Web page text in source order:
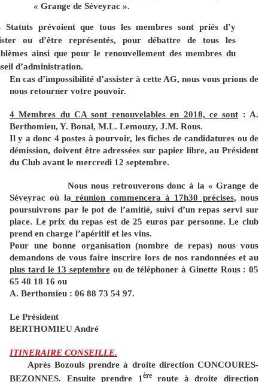
« Grange de Séveyrac ».
Statuts prévoient que tous les membres sont priés d’y
ou d’être représentés, pour débattre de tous les
ainsi que pour le renouvellement des membres du
d’administration.
En cas d’impossibilité d’assister à cette AG, nous vous prions de
nous retourner votre pouvoir.
4 Membres du CA sont renouvelables en 2018, ce sont : A.
Berthomieu, Y. Bonal, M.L. Lemouzy, J.M. Rous.
Il y a donc 4 postes à pourvoir, les fiches de candidatures ou de
démission, doivent être adressées sur papier libre, au Président
du Club avant le mercredi 12 septembre.
Nous nous retrouverons donc à la « Grange de
Séveyrac où la réunion commencera à 17h30 précises, nous
poursuivrons par le pot de l’amitié, suivi d’un repas servi sur
place. Le prix du repas est de 25 euros par personne. Le club
prend en charge l’apéritif et les vins.
Pour une bonne organisation (nombre de repas) nous vous
demandons de vous faire inscrire lors de nos randonnées et au
plus tard le 13 septembre ou de téléphoner à Ginette Rous : 05
65 48 18 16 ou
A. Berthomieu : 06 88 73 54 97.
Le Président
BERTHOMIEU André
ITINERAIRE CONSEILLE.
Après Bozouls prendre à droite direction CONCOURES-
BEZONNES. Ensuite prendre 1 èreroute à droite direction